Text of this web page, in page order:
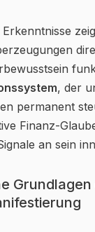
, der
permanent
Finanz-
an sein
Grundlagen